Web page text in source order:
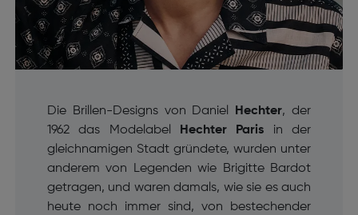
Die Brillen-Designs von Daniel Hechter, der
1962 das Modelabel Hechter Paris in der
gleichnamigen Stadt gründete, wurden unter
anderem von Legenden wie Brigitte Bardot
getragen, und waren damals, wie sie es auch
heute noch immer sind, von bestechender